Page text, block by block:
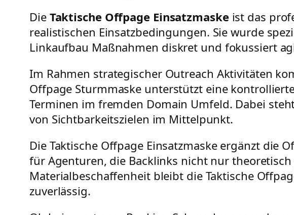
Die Taktische Offpage Einsatzmaske ist das
realistischen Einsatzbedingungen. Sie wurde
Linkaufbau Maßnahmen diskret und fokussiert
Im Rahmen strategischer Outreach Aktivitäten
Offpage Sturmmaske unterstützt eine
Terminen im fremden Domain Umfeld. Dabei
von Sichtbarkeitszielen im Mittelpunkt.
Die Taktische Offpage Einsatzmaske ergänzt die
für Agenturen, die Backlinks nicht nur
Materialbeschaffenheit bleibt die Taktische
zuverlässig.